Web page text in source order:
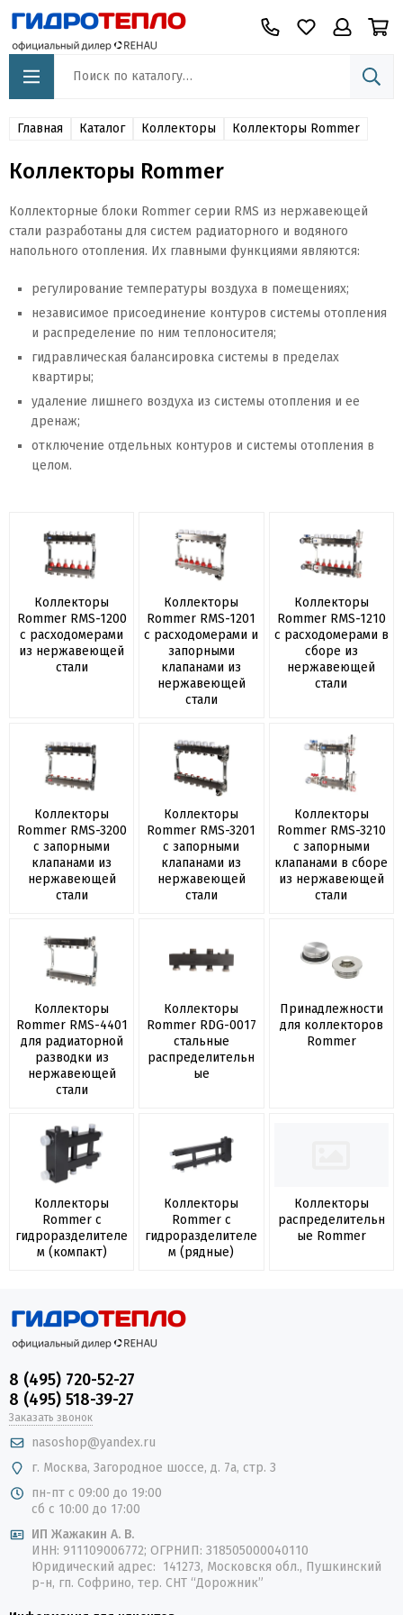
Главная Каталог Коллекторы Коллекторы Rommer
Коллекторы Rommer
Коллекторные блоки Rommer серии RMS из нержавеющей
стали разработаны для систем радиаторного и водяного
напольного отопления. Их главными функциями являются:
регулирование температуры воздуха в помещениях;
независимое присоединение контуров системы отопления
и распределение по ним теплоносителя;
гидравлическая балансировка системы в пределах
квартиры;
удаление лишнего воздуха из системы отопления и ее
дренаж;
отключение отдельных контуров и системы отопления в
целом.
Коллекторы
Rommer RMS-1200
с расходомерами
из нержавеющей
стали
Коллекторы
Rommer RMS-1201
с расходомерами и
запорными
клапанами из
нержавеющей
стали
Коллекторы
Rommer RMS-1210
с расходомерами в
сборе из
нержавеющей
стали
Коллекторы
Rommer RMS-3200
с запорными
клапанами из
нержавеющей
стали
Коллекторы
Rommer RMS-3201
с запорными
клапанами из
нержавеющей
стали
Коллекторы
Rommer RMS-3210
с запорными
клапанами в сборе
из нержавеющей
стали
Коллекторы
Rommer RMS-4401
для радиаторной
разводки из
нержавеющей
стали
Коллекторы
Rommer RDG-0017
стальные
распределительн
ые
Принадлежности
для коллекторов
Rommer
Коллекторы
Rommer с
гидроразделителе
м (компакт)
Коллекторы
Rommer с
гидроразделителе
м (рядные)
Коллекторы
распределительн
ые Rommer
8 (495) 720-52-27
8 (495) 518-39-27
Заказать звонок
nasoshop@yandex.ru
г. Москва, Загородное шоссе, д. 7а, стр. 3
пн-пт с 09:00 до 19:00
сб с 10:00 до 17:00
ИП Жажакин А. В.
ИНН: 911109006772; ОГРНИП: 318505000040110
Юридический адрес: 141273, Московскя обл., Пушкинский
р-н, гп. Софрино, тер. СНТ “Дорожник”